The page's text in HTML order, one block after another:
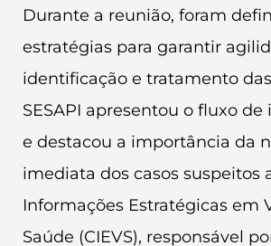
Durante a reunião, foram
estratégias para garantir
identificação e tratamento
SESAPI apresentou o fluxo
e destacou a importância da
imediata dos casos suspeitos
Informações Estratégicas em
Saúde (CIEVS), responsável